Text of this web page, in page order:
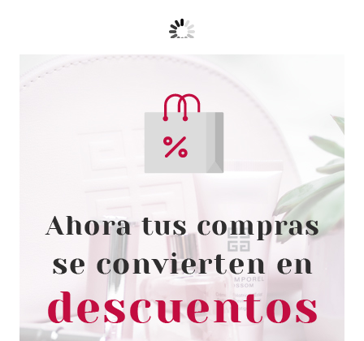
CATRICE
CATRICE BROW POWDER SET
WATERPROOF SOMBRAS PARA
CEJAS 010 ASH BLONDE
Pvr 3.99€
-19%
desde
3.25€